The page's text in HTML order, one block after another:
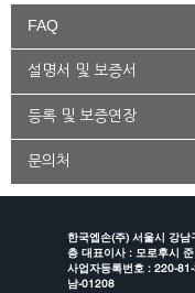
FAQ
설명서 및 보증서
등록 및 보증연장
문의처
한국엡손(주) 서울시 강
층 대표이사 : 모로후시 준
사업자등록번호 : 220-
남-01208